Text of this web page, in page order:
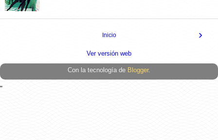
›
Inicio
Ver versión web
Con la tecnología de Blogger.
"